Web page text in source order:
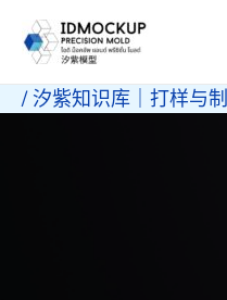
内/汐紫知识库｜打样与